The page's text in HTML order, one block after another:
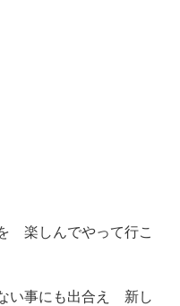
　楽しんでやって行こ
い事にも出合え　新し